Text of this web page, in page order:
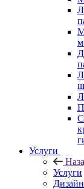
Услуги
Услуги